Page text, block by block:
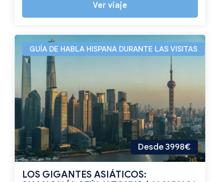
Ver viaje
Desde 3998€
GUÍA DE HABLA HISPANA DURANTE LAS VISITAS
LOS GIGANTES ASIÁTICOS: